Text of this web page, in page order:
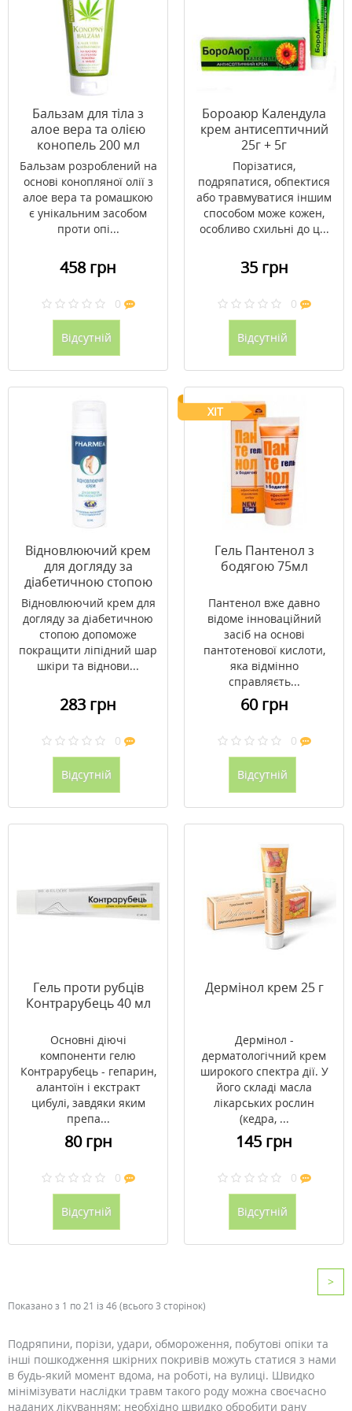
Бальзам для тіла з
алое вера та олією
конопель 200 мл
Бальзам розроблений на
основі конопляної олії з
алое вера та ромашкою
є унікальним засобом
проти опі...
458 грн
0
Відсутній
Бороаюр Календула
крем антисептичний
25г + 5г
Порізатися,
подряпатися, обпектися
або травмуватися іншим
способом може кожен,
особливо схильні до ц...
35 грн
0
Відсутній
Відновлюючий крем
для догляду за
діабетичною стопою
50 мл ТМ PHARMEA
Відновлюючий крем для
догляду за діабетичною
стопою допоможе
покращити ліпідний шар
шкіри та віднови...
283 грн
0
Відсутній
ХІТ
Гель Пантенол з
бодягою 75мл
Пантенол вже давно
відоме інноваційний
засіб на основі
пантотенової кислоти,
яка відмінно
справляєть...
60 грн
0
Відсутній
Гель проти рубців
Контрарубець 40 мл
Основні діючі
компоненти гелю
Контрарубець - гепарин,
алантоїн і екстракт
цибулі, завдяки яким
препа...
80 грн
0
Відсутній
Дермінол крем 25 г
Дермінол -
дерматологічний крем
широкого спектра дії. У
його складі масла
лікарських рослин
(кедра, ...
145 грн
0
Відсутній
>
Показано з 1 по 21 із 46 (всього 3 сторінок)
Подряпини, порізи, удари, обмороження, побутові опіки та
інші пошкодження шкірних покривів можуть статися з нами
в будь-який момент вдома, на роботі, на вулиці. Швидко
мінімізувати наслідки травм такого роду можна своєчасно
наданих лікуванням: необхідно швидко обробити рану